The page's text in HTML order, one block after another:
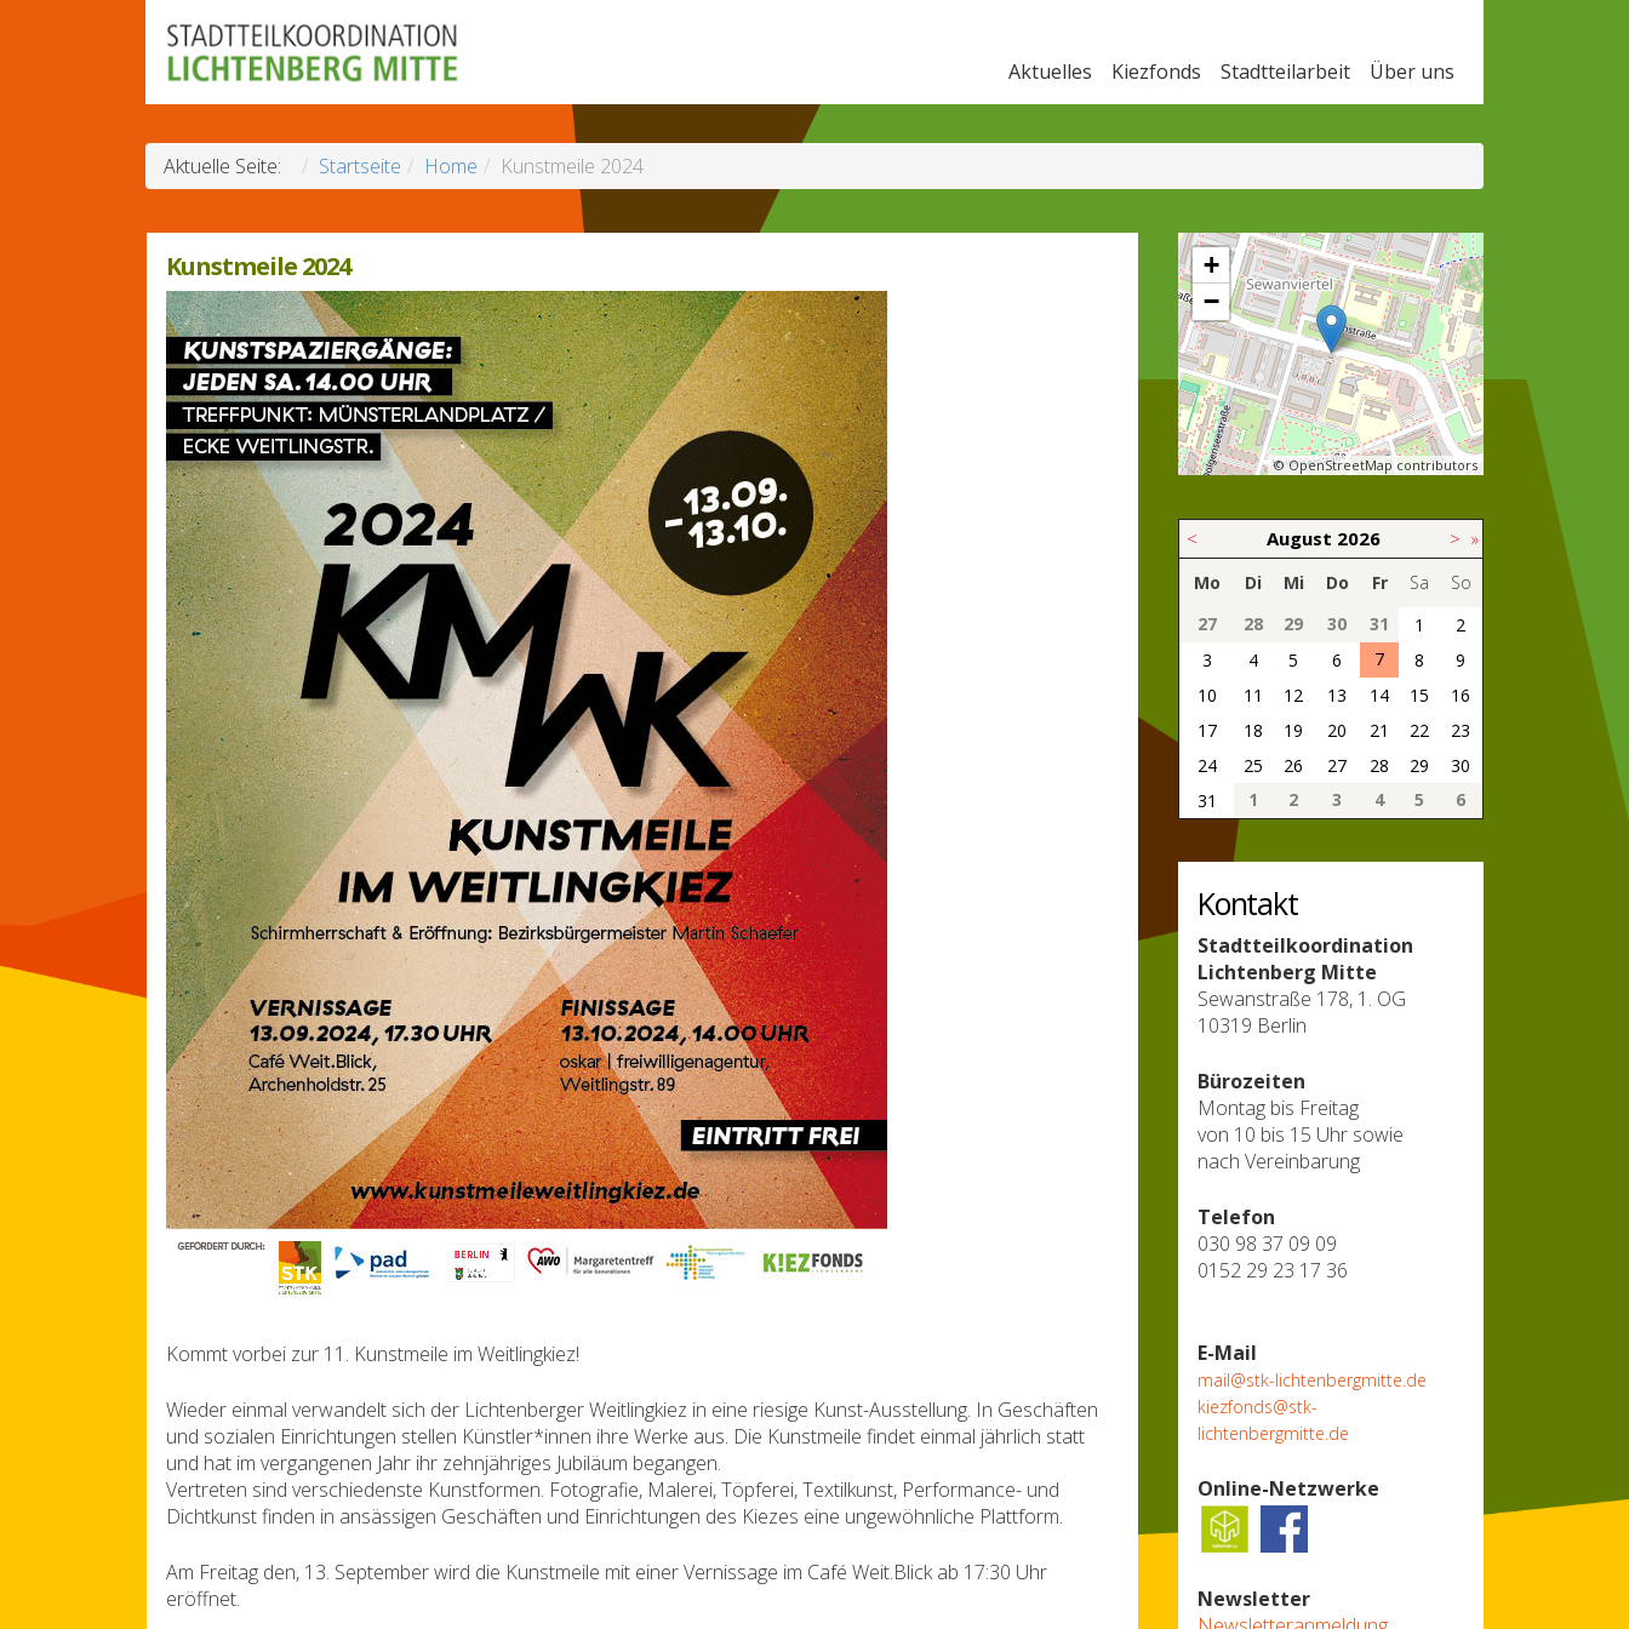
Aktuelles Kiezfonds Stadtteilarbeit Über uns
Aktuelle Seite: Startseite Home Kunstmeile 2024
Kunstmeile 2024
Kommt vorbei zur 11. Kunstmeile im Weitlingkiez!
Wieder einmal verwandelt sich der Lichtenberger Weitlingkiez in eine riesige Kunst-Ausstellung. In Geschäften
und sozialen Einrichtungen stellen Künstler*innen ihre Werke aus. Die Kunstmeile findet einmal jährlich statt
und hat im vergangenen Jahr ihr zehnjähriges Jubiläum begangen.
Vertreten sind verschiedenste Kunstformen. Fotografie, Malerei, Töpferei, Textilkunst, Performance- und
Dichtkunst finden in ansässigen Geschäften und Einrichtungen des Kiezes eine ungewöhnliche Plattform.
Am Freitag den, 13. September wird die Kunstmeile mit einer Vernissage im Café Weit.Blick ab 17:30 Uhr
eröffnet.
+
−
© OpenStreetMap contributors
< August 2026 > »
Mo Di Mi Do Fr Sa
So
27
28 29 30 31 1
2
3
4 5 6 7 8
9
10
11 12 13 14 15
16
17
18 19 20 21 22
23
24
25 26 27 28 29
30
31
1 2 3 4 5 6
Kontakt
Stadtteilkoordination
Lichtenberg Mitte
Sewanstraße 178, 1. OG
10319 Berlin
Bürozeiten
Montag bis Freitag
von 10 bis 15 Uhr sowie
nach Vereinbarung
Telefon
030 98 37 09 09
0152 29 23 17 36
E-Mail
mail@stk-lichtenbergmitte.de
kiezfonds@stk-
lichtenbergmitte.de
Online-Netzwerke
Newsletter